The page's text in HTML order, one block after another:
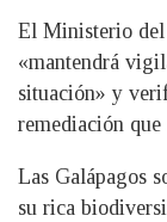
El Ministerio del
«mantendrá
situación» y
remediación que
Las Galápagos
su rica